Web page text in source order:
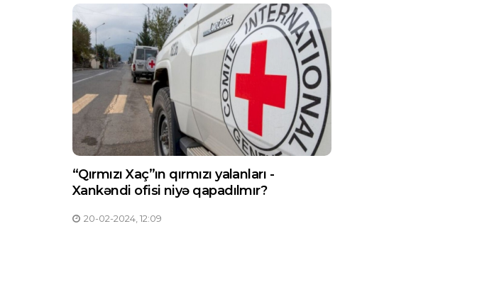
“Qırmızı Xaç”ın qırmızı yalanları -
Xankəndi ofisi niyə qapadılmır?
20-02-2024, 12:09